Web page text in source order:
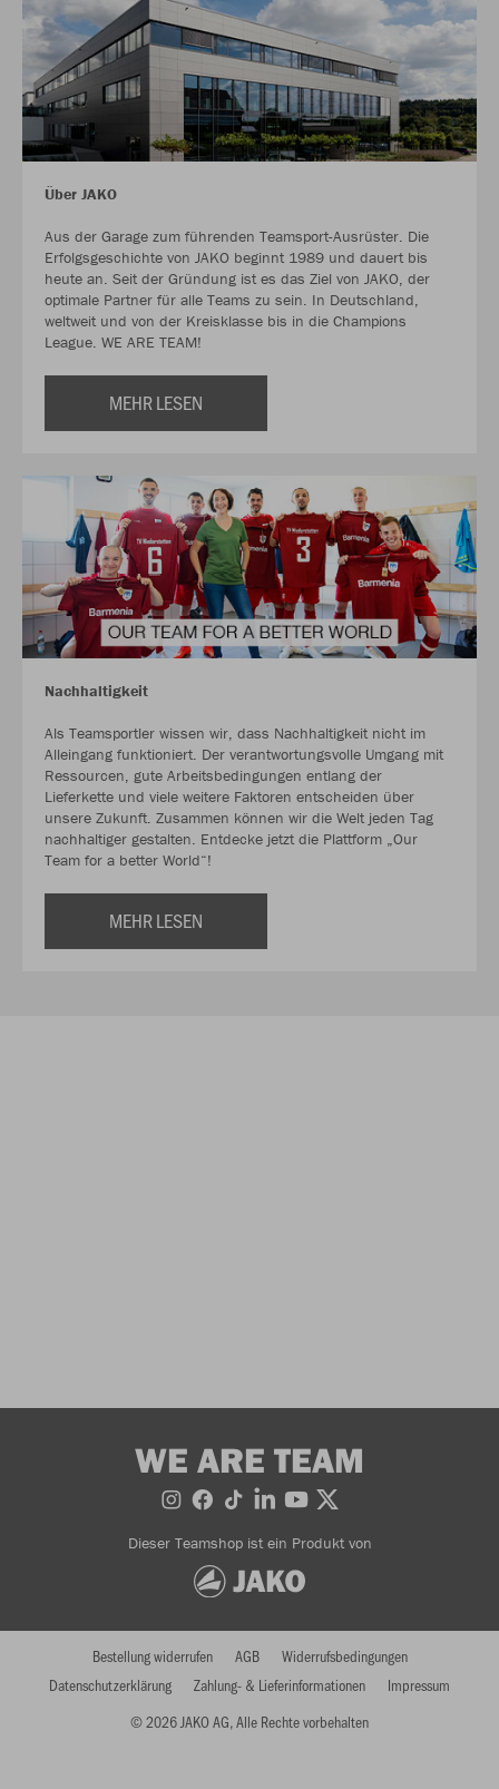
Über JAKO
Aus der Garage zum führenden Teamsport-Ausrüster. Die
Erfolgsgeschichte von JAKO beginnt 1989 und dauert bis
heute an. Seit der Gründung ist es das Ziel von JAKO, der
optimale Partner für alle Teams zu sein. In Deutschland,
weltweit und von der Kreisklasse bis in die Champions
League. WE ARE TEAM!
MEHR LESEN
Nachhaltigkeit
Als Teamsportler wissen wir, dass Nachhaltigkeit nicht im
Alleingang funktioniert. Der verantwortungsvolle Umgang mit
Ressourcen, gute Arbeitsbedingungen entlang der
Lieferkette und viele weitere Faktoren entscheiden über
unsere Zukunft. Zusammen können wir die Welt jeden Tag
nachhaltiger gestalten. Entdecke jetzt die Plattform „Our
Team for a better World“!
MEHR LESEN
WE ARE TEAM
Dieser Teamshop ist ein Produkt von
© 2026 JAKO AG, Alle Rechte vorbehalten
Bestellung widerrufen AGB
Widerrufsbedingungen
Datenschutzerklärung
Zahlung- & Lieferinformationen Impressum